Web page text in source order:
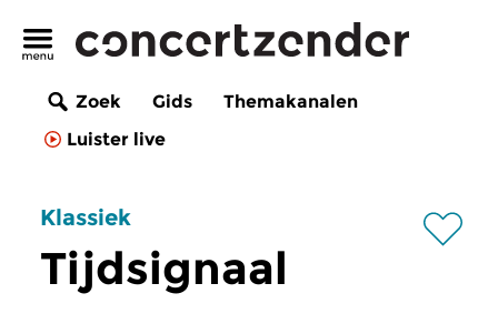
Zoek Gids
Themakanalen
Luister live
Klassiek
Tijdsignaal